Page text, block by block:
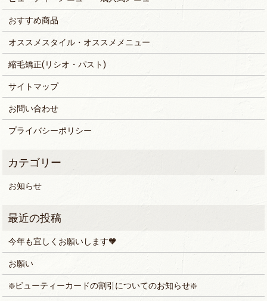
おすすめ商品
オススメスタイル・オススメメニュー
縮毛矯正(リシオ・パスト)
サイトマップ
お問い合わせ
プライバシーポリシー
お知らせ
今年も宜しくお願いします🧡
お願い
❇️ビューティーカードの割引についてのお知らせ❇️